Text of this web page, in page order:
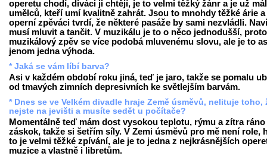
operetu chodí, diváci ji chtějí, je to velmi těžký žánr a je už
umělců, kteří umí kvalitně zahrát. Jsou to mnohdy těžké árie a
operní zpěváci tvrdí, že některé pasáže by sami nezvládli.
musí mluvit a tančit. V muzikálu je to o něco jednodušší,
muzikálový zpěv se více podobá mluvenému slovu, ale je to
jenom jedna výhoda.
* Jaká se vám líbí barva?
Asi v každém období roku jiná, teď je jaro, takže se pomalu
od tmavých zimních depresivních ke světlejším barvám.
* Dnes se ve Velkém divadle hraje Země úsměvů, nelituje toho,
nejste na jevišti a musíte sedět u počítače?
Momentálně teď mám dost vysokou teplotu, rýmu a zítra ráno
záskok, takže si šetřím síly. V Zemi úsměvů pro mě není role,
to je velmi těžké zpívání, ale je to jedna z nejkrásnějších
muzice a vlastně i libretům.